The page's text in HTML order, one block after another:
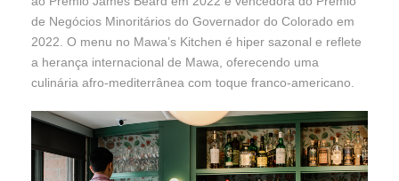
de Negócios Minoritários do Governador do Colorado em
2022. O menu no Mawa’s Kitchen é hiper sazonal e reflete
a herança internacional de Mawa, oferecendo uma
culinária afro-mediterrânea com toque franco-americano.